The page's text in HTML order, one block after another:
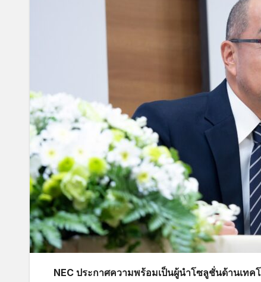
NEC ประกาศความพร้อมเป็นผู้นำโซลูชั่นด้านเท